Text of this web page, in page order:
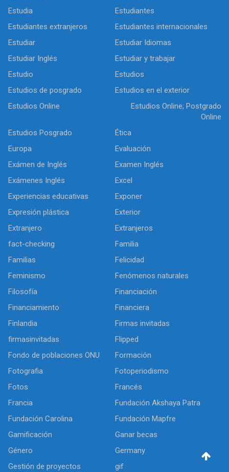
Estudia
Estudiantes
Estudiantes extranjeros
Estudiantes internacionales
Estudiar
Estudiar Idiomas
Estudiar Inglés
Estudiar y trabajar
Estudio
Estudios
Estudios de posgrado
Estudios en el exterior
Estudios Online
Estudios Online; Postgrado
Online
Estudios Posgrado
Ética
Europa
Evaluación
Exámen de Inglés
Examen Inglés
Exámenes Inglés
Excel
Experiencias educativas
Exponer
Expresión plástica
Exterior
Extranjero
Extranjeros
fact-checking
Familia
Familias
Felicidad
Feminismo
Fenómenos naturales
Filosofía
Financiación
Financiamiento
Financiera
Finlandia
Firmas invitadas
firmasinvitadas
Flipped
Fondo de poblaciones ONU
Formación
Fotografia
Fotoperiodismo
Fotos
Francés
Francia
Fundación Akshaya Patra
Fundación Carolina
Fundación Mapfre
Gamificación
Ganar becas
Género
Germany
Gestión de proyectos
gif